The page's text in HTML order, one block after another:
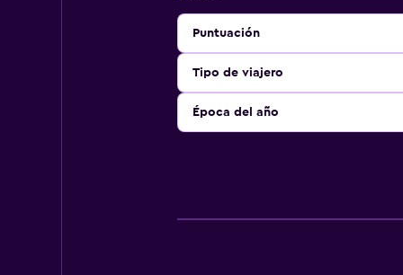
Puntuación
Tipo de viajero
Época del año